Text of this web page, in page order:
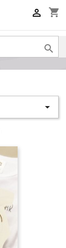
shopping_cart


